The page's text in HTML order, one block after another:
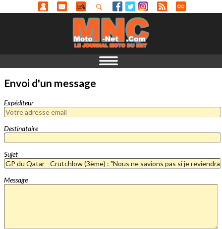
Envoi d'un message
Expéditeur
Destinataire
Sujet
Message